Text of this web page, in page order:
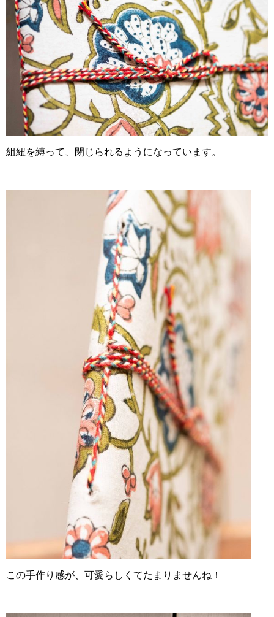
組紐を縛って、閉じられるようになっています。
この手作り感が、可愛らしくてたまりませんね！